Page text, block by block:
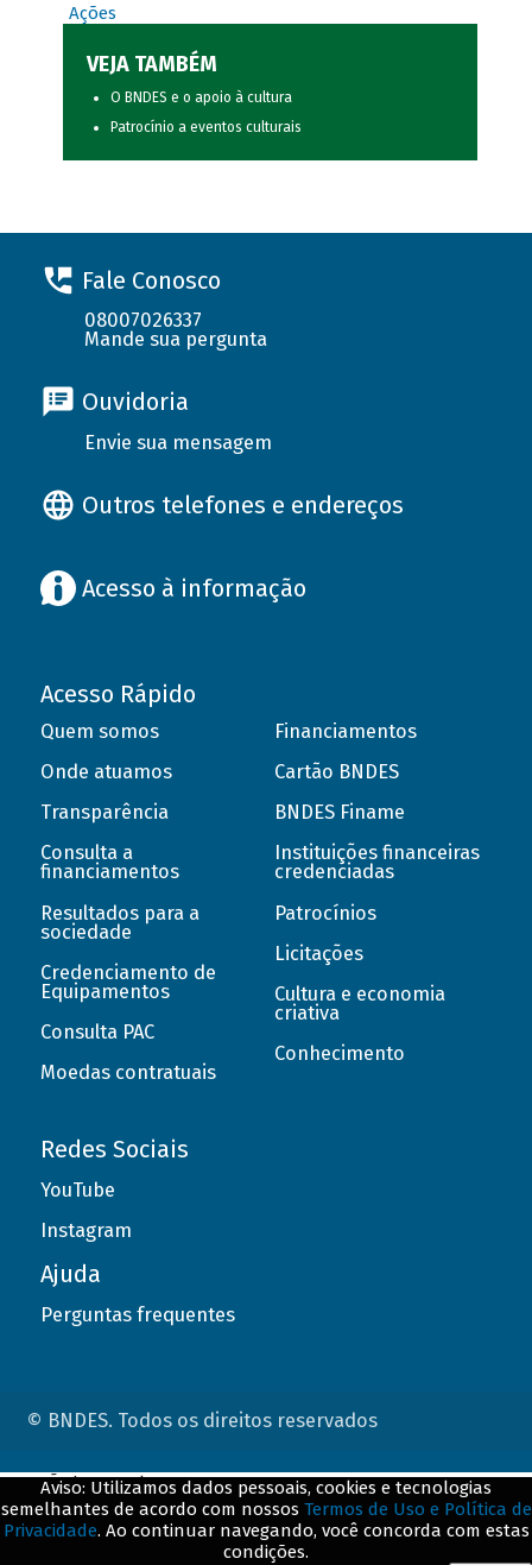
Ações
VEJA TAMBÉM
O BNDES e o apoio à cultura
Patrocínio a eventos culturais
Fale Conosco
08007026337
Mande sua pergunta
Ouvidoria
Envie sua mensagem
Outros telefones e endereços
Acesso à informação
Acesso Rápido
Quem somos
Onde atuamos
Transparência
Consulta a
financiamentos
Resultados para a
sociedade
Credenciamento de
Equipamentos
Consulta PAC
Moedas contratuais
Financiamentos
Cartão BNDES
BNDES Finame
Instituições financeiras
credenciadas
Patrocínios
Licitações
Cultura e economia
criativa
Conhecimento
Redes Sociais
YouTube
Instagram
Ajuda
Perguntas frequentes
© BNDES. Todos os direitos reservados
Aviso: Utilizamos dados pessoais, cookies e tecnologias
semelhantes de acordo com nossos Termos de Uso e Política de
Privacidade. Ao continuar navegando, você concorda com estas
condições.
ConteÃºdo complementar
${title}${badge}